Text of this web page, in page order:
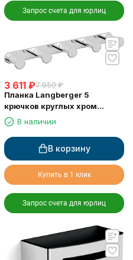
Запрос счета для юрлиц
3 611 ₽7 950 ₽
Планка Langberger 5
крючков круглых хром
28035AВ наличии
В корзину
Купить в 1 клик
Запрос счета для юрлиц